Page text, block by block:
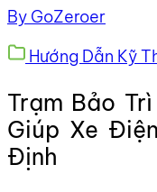
By GoZeroer
Hướng Dẫn Kỹ
Trạm Bảo
Giúp Xe
Định